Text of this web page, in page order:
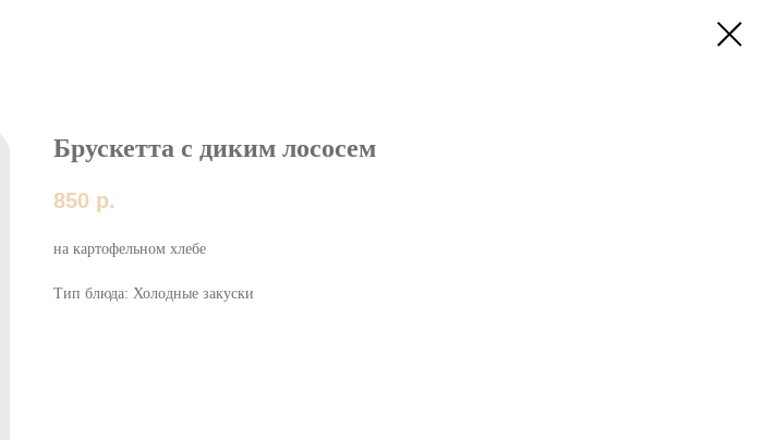
Брускетта с диким лососем
850 р.
на картофельном хлебе
Тип блюда: Холодные закуски